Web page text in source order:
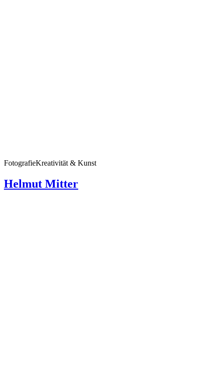
FotografieKreativität & Kunst
Helmut Mitter